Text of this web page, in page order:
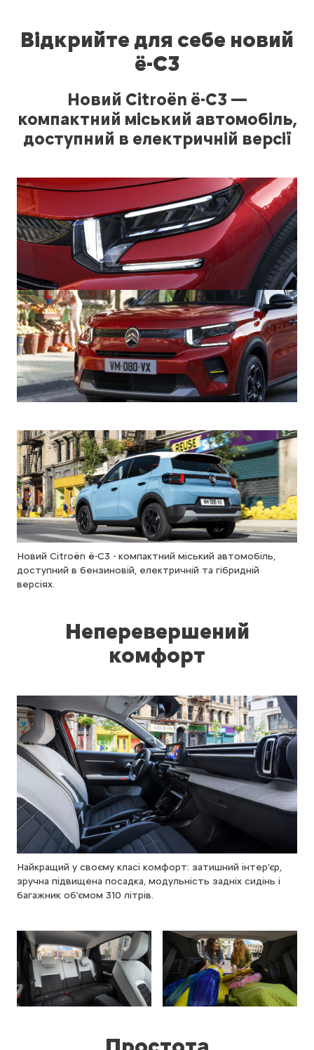
Відкрийте для себе новий
ë-C3
Новий Citroën ë-C3 —
компактний міський автомобіль,
доступний в електричній версії
Новий Citroën ë-C3 - компактний міський автомобіль,
доступний в бензиновій, електричній та гібридній
версіях.
Неперевершений
комфорт
Найкращий у своєму класі комфорт: затишний інтер’єр,
зручна підвищена посадка, модульність задніх сидінь і
багажник об’ємом 310 літрів.